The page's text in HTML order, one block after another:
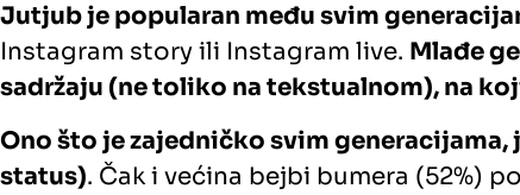
Jutjub je popularan među svim
Instagram story ili Instagram live. Mlađe
sadržaju (ne toliko na tekstualnom), na
Ono što je zajedničko svim
status). Čak i većina bejbi bumera (52%)